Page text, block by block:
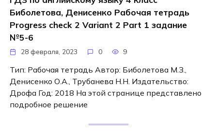
Биболетова, Денисенко Рабочая тетрадь
Progress check 2 Variant 2 Part 1 задание
№5-6
28 февраля, 2023 0 9
Тип: Рабочая тетрадь Автор: Биболетова М.З.,
Денисенко О.А., Трубанева Н.Н. Издательство:
Дрофа Год: 2018 На этой странице представлено
подробное решение